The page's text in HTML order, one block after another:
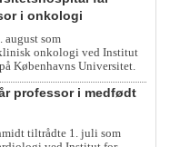
i onkologi
august som
onkologi ved Institut
Københavns Universitet.
professor i medfødt
tiltrådte 1. juli som